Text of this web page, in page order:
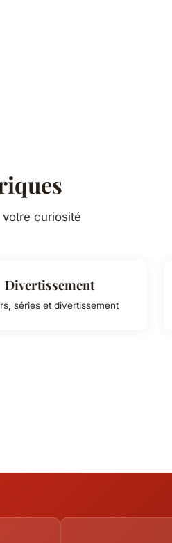
curiosité
Divertissement
séries et divertissement